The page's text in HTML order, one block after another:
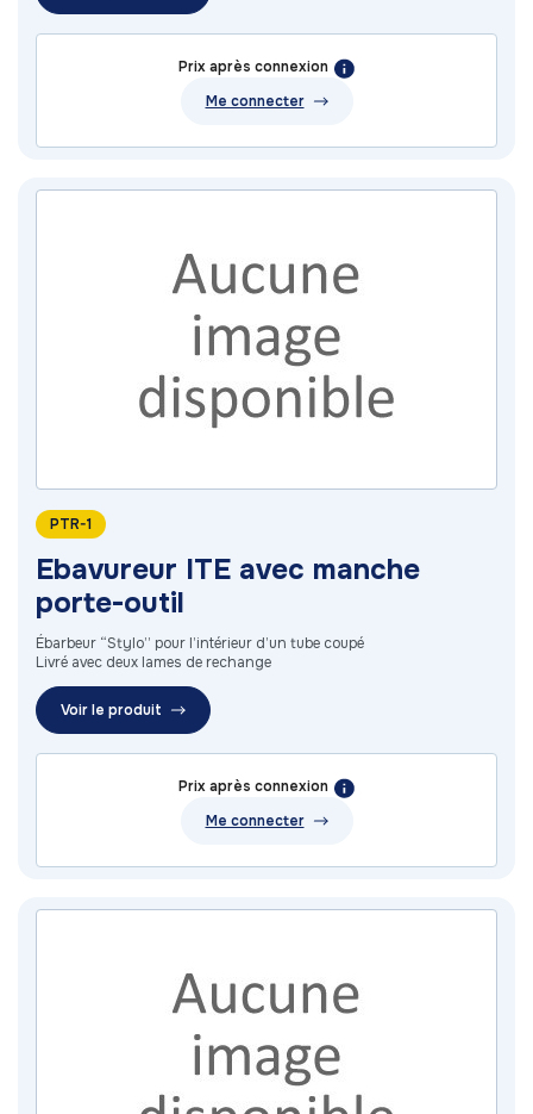
Prix après connexion
Me connecter
PTR-1
Ebavureur ITE avec manche
porte-outil
Ébarbeur “Stylo” pour l’intérieur d’un tube coupé
Livré avec deux lames de rechange
Voir le produit
Prix après connexion
Me connecter